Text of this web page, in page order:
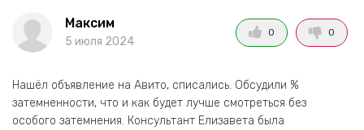
Максим
5 июля 2024
0 0
Нашёл объявление на Авито, списались. Обсудили %
затемненности, что и как будет лучше смотреться без
особого затемнения. Консультант Елизавета была